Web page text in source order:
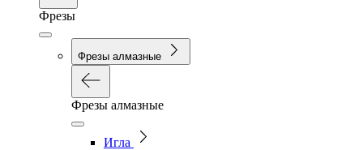
Фрезы
Фрезы алмазные
Фрезы алмазные
Игла